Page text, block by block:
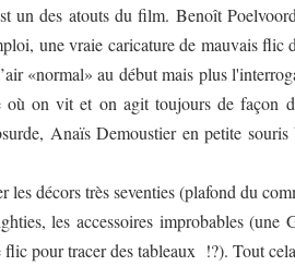
un des atouts du film. Benoît
une vraie caricature de mauvais
«normal» au début mais plus
où on vit et on agit toujours de façon
Anaïs Demoustier en petite
les décors très seventies (plafond du
les accessoires improbables (une
flic pour tracer des tableaux !?). Tout